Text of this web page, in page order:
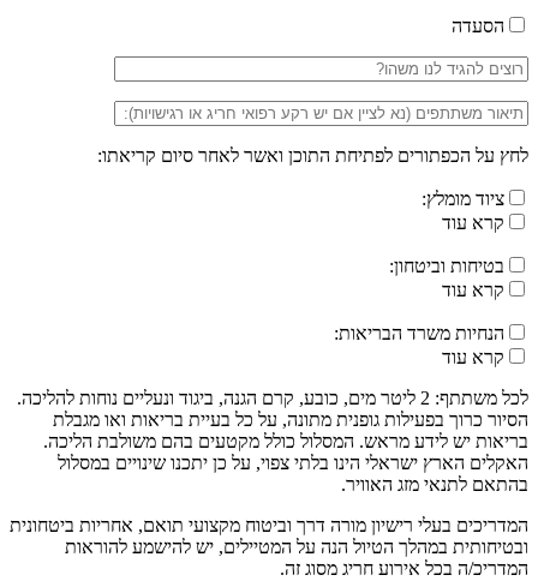
הסעדה
לחץ על הכפתורים לפתיחת התוכן ואשר לאחר סיום קריאתו:
ציוד מומלץ:
קרא עוד
בטיחות וביטחון:
קרא עוד
הנחיות משרד הבריאות:
קרא עוד
לכל משתתף: 2 ליטר מים, כובע, קרם הגנה, ביגוד ונעליים נוחות להליכה.
הסיור כרוך בפעילות גופנית מתונה, על כל בעיית בריאות ואו מגבלת
בריאות יש לידע מראש. המסלול כולל מקטעים בהם משולבת הליכה.
האקלים הארץ ישראלי הינו בלתי צפוי, על כן יתכנו שינויים במסלול
בהתאם לתנאי מזג האוויר.
המדריכים בעלי רישיון מורה דרך וביטוח מקצועי תואם, אחריות ביטחונית
ובטיחותית במהלך הטיול הנה על המטיילים, יש להישמע להוראות
המדריכ/ה בכל אירוע חריג מסוג זה.